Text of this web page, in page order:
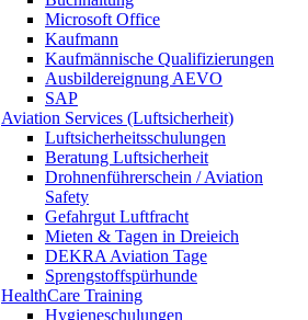
Microsoft Office
Kaufmann
Kaufmännische Qualifizierungen
Ausbildereignung AEVO
SAP
Aviation Services (Luftsicherheit)
Luftsicherheitsschulungen
Beratung Luftsicherheit
Drohnenführerschein / Aviation
Safety
Gefahrgut Luftfracht
Mieten & Tagen in Dreieich
DEKRA Aviation Tage
Sprengstoffspürhunde
HealthCare Training
Hygieneschulungen